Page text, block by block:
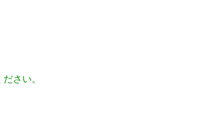
さい。